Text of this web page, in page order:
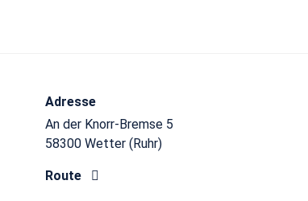
Adresse
An der Knorr-Bremse 5
58300 Wetter (Ruhr)
Route